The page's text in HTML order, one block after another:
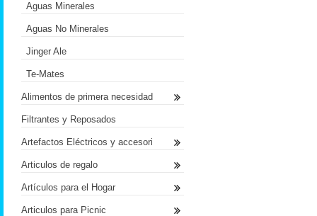
Aguas Minerales
Aguas No Minerales
Jinger Ale
Te-Mates
Alimentos de primera necesidad
Filtrantes y Reposados
Artefactos Eléctricos y accesori
Articulos de regalo
Artículos para el Hogar
Articulos para Picnic